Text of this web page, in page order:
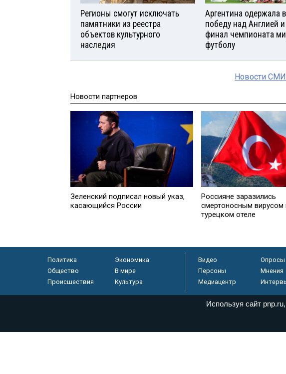
Регионы смогут исключать
памятники из реестра
объектов культурного
наследия
Аргентина одержала
победу над Англией
финал чемпионата
футболу
Новости
Новости партнеров
Зеленский подписал новый указ,
касающийся России
Россияне заразились
смертоносным вирусом
турецком отеле
Политика
Экономика
Общество
В мире
Происшествия
Культура
Видео Опросы
Персоны
Мнения
Медиацентр
Федеральной службе по надзору в сфере связи, информационных технологий и
Используя сайт